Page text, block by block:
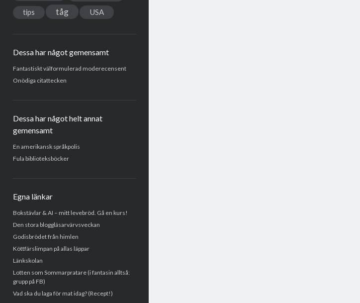
tips tåg USA
Dessa har något gemensamt
Fantastiskt välformulerad moderecensent
Onödiga citattecken
Dessa har något helt annat
gemensamt
En amerikansk språkpolis
Fula biblioteksböcker
Egna länkar
Bokstävlar & AI – mitt levebröd. Gå en kurs!
Den stora bloggläsarvärvsveckan
Godisbrödet från himlen
Köttfärslimpan på allas läppar
Länkskolan
Lotten som Sommarpratare (i fantasin alltså:
grupp på FB)
Vad ska du laga för mat idag? (Recept!)